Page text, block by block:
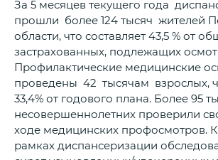
За 5 месяцев текущего года
прошли более 124 тысяч жителей
области, что составляет 43,5 % от
застрахованных, подлежащих
Профилактические медицинские
проведены 42 тысячам взрослых,
33,4% от годового плана. Более 95
несовершеннолетних проверили
ходе медицинских профосмотров.
рамках диспансеризации